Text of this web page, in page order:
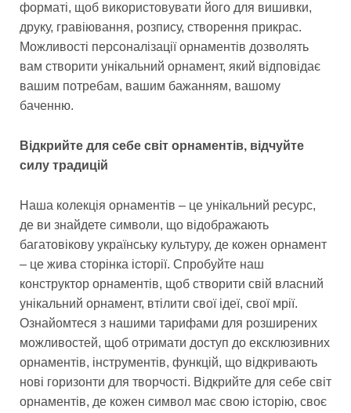
форматі, щоб використовувати його для вишивки,
друку, гравіювання, розпису, створення прикрас.
Можливості персоналізації орнаментів дозволять
вам створити унікальний орнамент, який відповідає
вашим потребам, вашим бажанням, вашому
баченню.
Відкрийте для себе світ орнаментів, відчуйте
силу традицій
Наша колекція орнаментів – це унікальний ресурс,
де ви знайдете символи, що відображають
багатовікову українську культуру, де кожен орнамент
– це жива сторінка історії. Спробуйте наш
конструктор орнаментів, щоб створити свій власний
унікальний орнамент, втілити свої ідеї, свої мрії.
Ознайомтеся з нашими тарифами для розширених
можливостей, щоб отримати доступ до ексклюзивних
орнаментів, інструментів, функцій, що відкривають
нові горизонти для творчості. Відкрийте для себе світ
орнаментів, де кожен символ має свою історію, своє